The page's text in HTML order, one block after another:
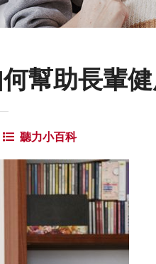
幫助長輩健
聽力小百科